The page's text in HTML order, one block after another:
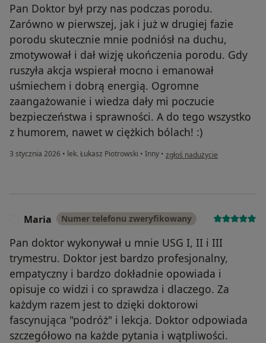
Pan Doktor był przy nas podczas porodu.
Zarówno w pierwszej, jak i już w drugiej fazie
porodu skutecznie mnie podniósł na duchu,
zmotywował i dał wizję ukończenia porodu. Gdy
ruszyła akcja wspierał mocno i emanował
uśmiechem i dobrą energią. Ogromne
zaangażowanie i wiedza dały mi poczucie
bezpieczeństwa i sprawności. A do tego wszystko
z humorem, nawet w ciężkich bólach! :)
3 stycznia 2026 • lek. Łukasz Piotrowski • Inny • w opinii użytkownika Marzena
zgłoś nadużycie
Maria Numer telefonu zweryfikowany
Pan doktor wykonywał u mnie USG I, II i III
trymestru. Doktor jest bardzo profesjonalny,
empatyczny i bardzo dokładnie opowiada i
opisuje co widzi i co sprawdza i dlaczego. Za
każdym razem jest to dzięki doktorowi
fascynująca "podróż" i lekcja. Doktor odpowiada
szczegółowo na każde pytania i wątpliwości.